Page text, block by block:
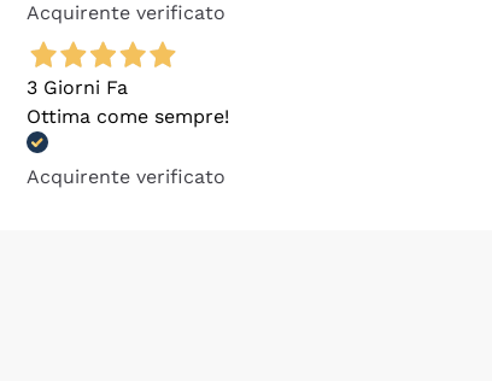
Acquirente verificato
3 Giorni Fa
Ottima come sempre!
Acquirente verificato